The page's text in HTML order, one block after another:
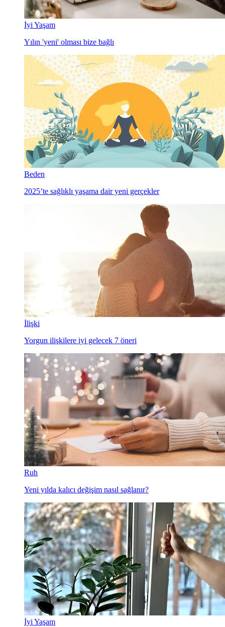
İyi Yaşam
Yılın 'yeni' olması bize bağlı
Beden
2025’te sağlıklı yaşama dair yeni gerçekler
İlişki
Yorgun ilişkilere iyi gelecek 7 öneri
Ruh
Yeni yılda kalıcı değişim nasıl sağlanır?
İyi Yaşam